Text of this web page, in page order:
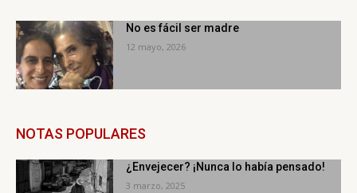
No es fácil ser madre
12 mayo, 2026
NOTAS POPULARES
¿Envejecer? ¡Nunca lo había pensado!
3 marzo, 2025